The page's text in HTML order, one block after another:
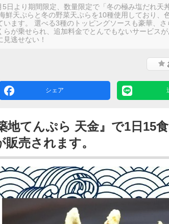
5日より期間限定、数量限定で「冬の極み塩だれ天
鮮天ぷらと冬の野菜天ぷらを10種使用しており、
います。 選べる3種のトッピングソースも豪華、さ
らが乗せられ、追加料金でとんでもないサービス
見逃せない！
シェア
地てんぷら 天金』で1日15
売されます。